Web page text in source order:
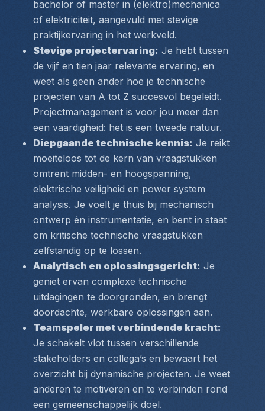
bachelor of master in (elektro)mechanica
of elektriciteit, aangevuld met stevige
praktijkervaring in het werkveld.
Stevige projectervaring: Je hebt tussen
de vijf en tien jaar relevante ervaring, en
weet als geen ander hoe je technische
projecten van A tot Z succesvol begeleidt.
Projectmanagement is voor jou meer dan
een vaardigheid: het is een tweede natuur.
Diepgaande technische kennis: Je reikt
moeiteloos tot de kern van vraagstukken
omtrent midden- en hoogspanning,
elektrische veiligheid en power system
analysis. Je voelt je thuis bij mechanisch
ontwerp én instrumentatie, en bent in staat
om kritische technische vraagstukken
zelfstandig op te lossen.
Analytisch en oplossingsgericht: Je
geniet ervan complexe technische
uitdagingen te doorgronden, en brengt
doordachte, werkbare oplossingen aan.
Teamspeler met verbindende kracht:
Je schakelt vlot tussen verschillende
stakeholders en collega’s en bewaart het
overzicht bij dynamische projecten. Je weet
anderen te motiveren en te verbinden rond
een gemeenschappelijk doel.